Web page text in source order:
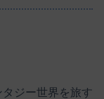
ジー世界を旅す